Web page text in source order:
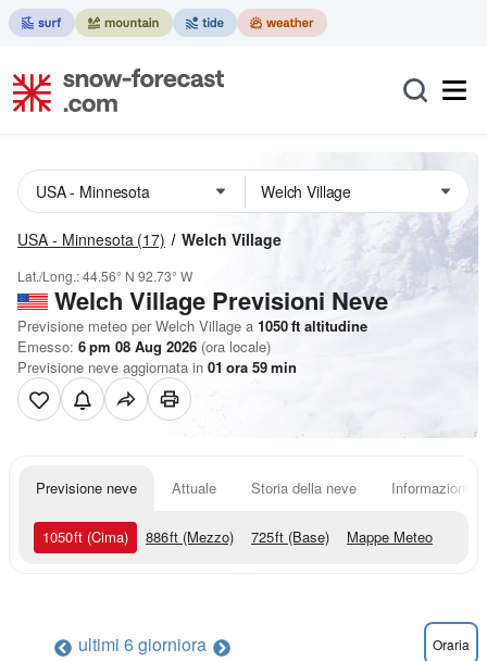
USA - Minnesota (17) Welch Village
Lat./Long.:44.56° N 92.73° W
Welch Village Previsioni Neve
Previsione meteo per Welch Village a 1050ft altitudine
Emesso: 6 pm 08 Aug 2026 (ora locale)
Previsione neve aggiornata in 01 ora 59min
Previsione neve Attuale Storia della neve Informazioni
1050ft (Cima) 886ft (Mezzo) 725ft (Base) Mappe Meteo
ultimi 6 giorniora Oraria